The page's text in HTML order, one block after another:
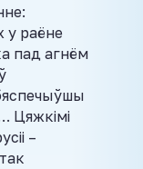
у раёне
пад агнём
Цяжкімі
–